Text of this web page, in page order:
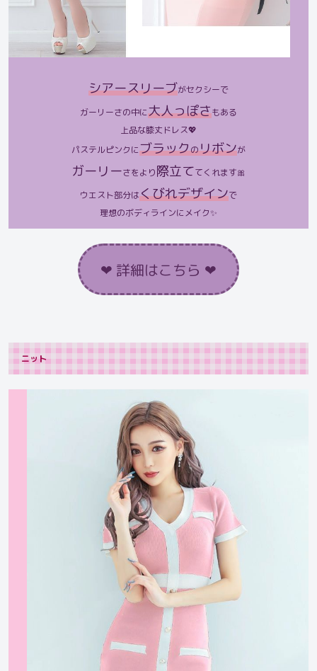
シアースリーブがセクシーで
ガーリーさの中に大人っぽさもある
上品な膝丈ドレス💖
パステルピンクにブラックのリボンが
ガーリーさをより際立ててくれます🎀
ウエスト部分はくびれデザインで
理想のボディラインにメイク✨
❤︎ 詳細はこちら ❤︎
ニット